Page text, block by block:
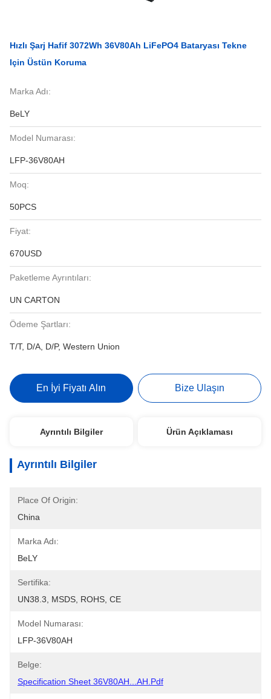
Hızlı Şarj Hafif 3072Wh 36V80Ah LiFePO4 Bataryası Tekne
Için Üstün Koruma
Marka Adı:
BeLY
Model Numarası:
LFP-36V80AH
Moq:
50PCS
Fiyat:
670USD
Paketleme Ayrıntıları:
UN CARTON
Ödeme Şartları:
T/T, D/A, D/P, Western Union
En İyi Fiyatı Alın Bize Ulaşın
Ayrıntılı Bilgiler Ürün Açıklaması
Ayrıntılı Bilgiler
Place Of Origin:
China
Marka Adı:
BeLY
Sertifika:
UN38.3, MSDS, ROHS, CE
Model Numarası:
LFP-36V80AH
Belge:
Specification Sheet 36V80AH...AH.pdf